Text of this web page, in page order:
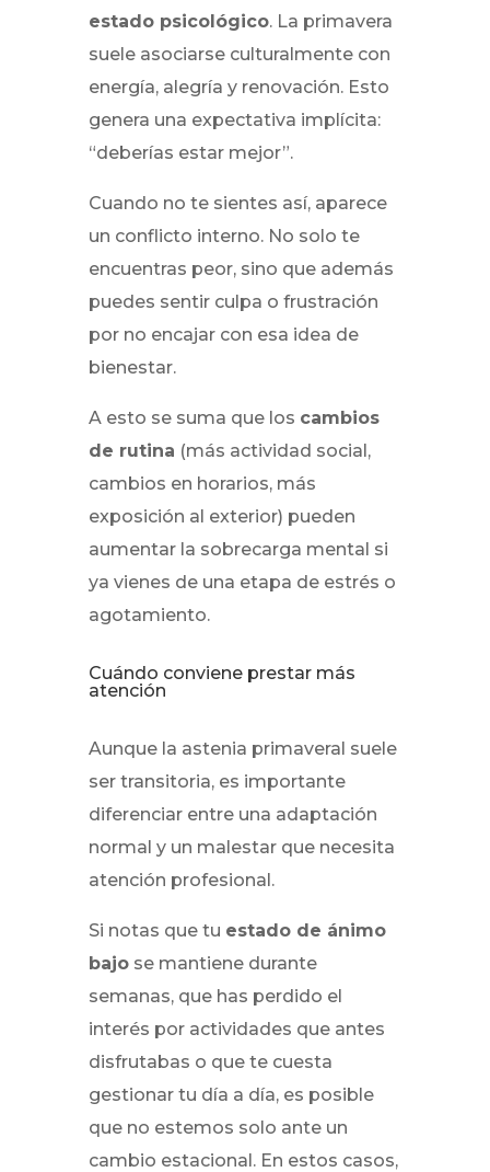
estado psicológico. La primavera
suele asociarse culturalmente con
energía, alegría y renovación. Esto
genera una expectativa implícita:
“deberías estar mejor”.
Cuando no te sientes así, aparece
un conflicto interno. No solo te
encuentras peor, sino que además
puedes sentir culpa o frustración
por no encajar con esa idea de
bienestar.
A esto se suma que los cambios
de rutina (más actividad social,
cambios en horarios, más
exposición al exterior) pueden
aumentar la sobrecarga mental si
ya vienes de una etapa de estrés o
agotamiento.
Cuándo conviene prestar más
atención
Aunque la astenia primaveral suele
ser transitoria, es importante
diferenciar entre una adaptación
normal y un malestar que necesita
atención profesional.
Si notas que tu estado de ánimo
bajose mantiene durante
semanas, que has perdido el
interés por actividades que antes
disfrutabas o que te cuesta
gestionar tu día a día, es posible
que no estemos solo ante un
cambio estacional. En estos casos,